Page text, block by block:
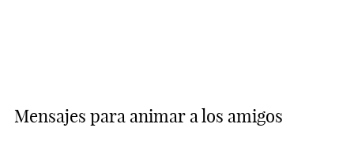
Mensajes para animar a los amigos